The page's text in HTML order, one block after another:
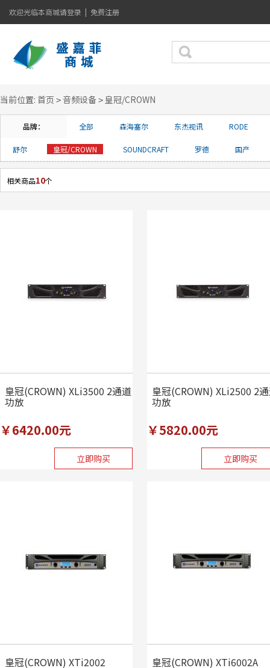
欢迎光临本商城请登录 | 免费注册
当前位置: 首页 >音频设备> 皇冠/CROWN
品牌： 全部 森海塞尔 东杰视讯 RODE
舒尔 皇冠/CROWN SOUNDCRAFT 罗德 国产
相关商品10个
皇冠(CROWN) XLi3500 2通道
功放
￥6420.00元
立即购买
皇冠(CROWN) XLi2500 2
功放
￥5820.00元
立即购买
皇冠(CROWN) XTi2002 皇冠(CROWN) XTi6002A